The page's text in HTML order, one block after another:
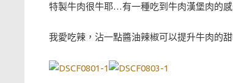
特製牛肉很牛耶…有一種吃到牛肉漢堡肉的
我愛吃辣，沾一點醬油辣椒可以提升牛肉的